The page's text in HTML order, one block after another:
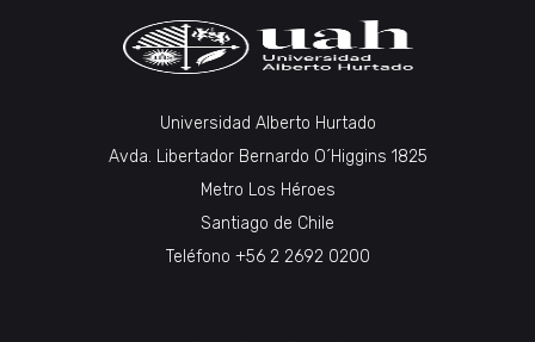
Universidad Alberto Hurtado
Avda. Libertador Bernardo O´Higgins 1825
Metro Los Héroes
Santiago de Chile
Teléfono +56 2 2692 0200